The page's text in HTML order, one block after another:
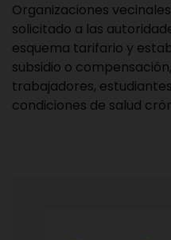
Organizaciones
solicitado a las
esquema tarifario y
subsidio o
trabajadores,
condiciones de salud